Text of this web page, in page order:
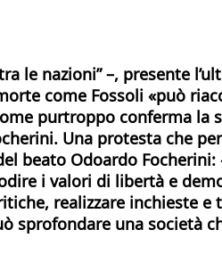
le nazioni” –, presente
come Fossoli «può
purtroppo conferma
Una protesta che
beato Odoardo
i valori di libertà e
realizzare inchieste
sprofondare una società